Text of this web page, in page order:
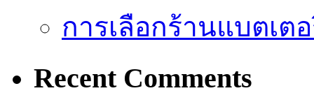
การเลือกร้านแบตเต
Recent Comments